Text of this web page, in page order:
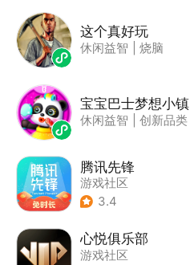
这个真好玩
休闲益智 烧脑
宝宝巴士梦想小镇
休闲益智 创新品类
腾讯先锋
游戏社区
3.4
心悦俱乐部
游戏社区